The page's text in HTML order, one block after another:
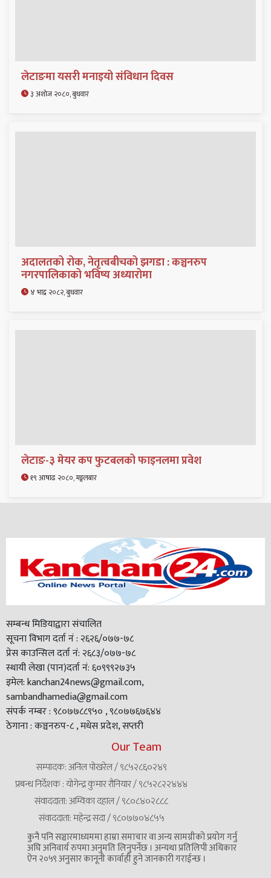
लेटाङमा यसरी मनाइयो संविधान दिवस
३ अशोज २०८०, बुधवार
अदालतको रोक, नेतृत्वबीचको झगडा : कञ्चनरुप
नगरपालिकाको भविष्य अध्यारोमा
४ भाद्र २०८२, बुधवार
लेटाङ-३ मेयर कप फुटबलको फाइनलमा प्रवेश
१९ आषाढ २०८०, मङ्गलबार
सम्बन्ध मिडियाद्वारा संचालित
सूचना विभाग दर्ता नं : २६२६/०७७-७८
प्रेस काउन्सिल दर्ता नं: २६८३/०७७-७८
स्थायी लेखा (पान)दर्ता नं: ६०९९९२७३५
इमेल: kanchan24news@gmail.com,
sambandhamedia@gmail.com
संपर्क नम्बर : ९८०७७८८९५० , ९८०७७६७६४४
ठेगाना : कञ्चनरुप-८ , मधेस प्रदेश, सप्तरी
Our Team
सम्पादक: अनिल पोखरेल / ९८५२८६०२४९
प्रबन्ध निर्देशक : योगेन्द्र कुमार रौनियार / ९८५२८२२४४४
संवाददाता: अम्विका दहाल / ९८०८४०२८८८
संवाददाता: महेन्द्र सदा / ९८०७७०४८५५
कुनै पनि सञ्चारमाध्यममा हाम्रा समाचार वा अन्य सामग्रीको प्रयोग गर्नु
अघि अनिवार्य रुपमा अनुमति लिनुपर्नेछ । अन्यथा प्रतिलिपी अधिकार
ऐन २०५९ अनुसार कानूनी कार्वाही हुने जानकारी गराईन्छ ।